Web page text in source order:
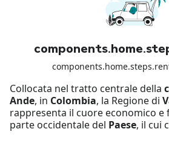
Collocata nel tratto centrale della
Ande, in Colombia, la Regione di
rappresenta il cuore economico e
parte occidentale del Paese, il cui